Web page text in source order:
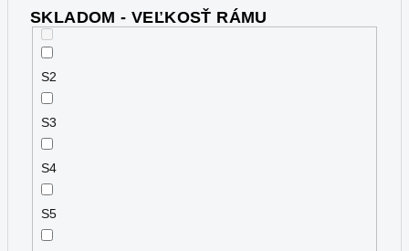
SKLADOM - VEĽKOSŤ RÁMU
S2
S3
S4
S5